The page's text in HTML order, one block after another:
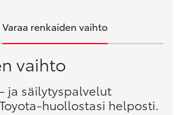
Varaa renkaiden vaihto
vaihto
ja säilytyspalvelut
huollostasi helposti.